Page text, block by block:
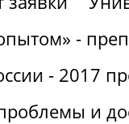
-
- 2017
и